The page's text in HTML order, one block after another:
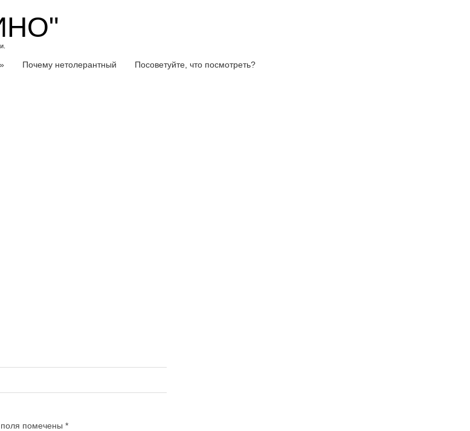
Почему нетолерантный Посоветуйте, что посмотреть?
помечены *